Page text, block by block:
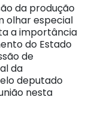
da produção
olhar especial
a importância
do Estado
de
da
deputado
nesta